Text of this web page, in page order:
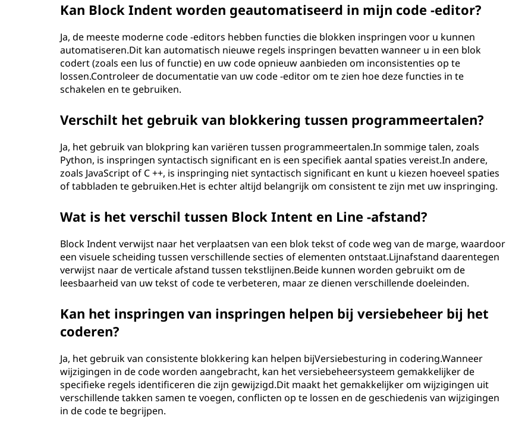
Kan Block Indent worden geautomatiseerd in mijn code -editor?
Ja, de meeste moderne code -editors hebben functies die blokken inspringen voor u kunnen
automatiseren.Dit kan automatisch nieuwe regels inspringen bevatten wanneer u in een blok
codert (zoals een lus of functie) en uw code opnieuw aanbieden om inconsistenties op te
lossen.Controleer de documentatie van uw code -editor om te zien hoe deze functies in te
schakelen en te gebruiken.
Verschilt het gebruik van blokkering tussen programmeertalen?
Ja, het gebruik van blokpring kan variëren tussen programmeertalen.In sommige talen, zoals
Python, is inspringen syntactisch significant en is een specifiek aantal spaties vereist.In andere,
zoals JavaScript of C ++, is inspringing niet syntactisch significant en kunt u kiezen hoeveel spaties
of tabbladen te gebruiken.Het is echter altijd belangrijk om consistent te zijn met uw inspringing.
Wat is het verschil tussen Block Intent en Line -afstand?
Block Indent verwijst naar het verplaatsen van een blok tekst of code weg van de marge, waardoor
een visuele scheiding tussen verschillende secties of elementen ontstaat.Lijnafstand daarentegen
verwijst naar de verticale afstand tussen tekstlijnen.Beide kunnen worden gebruikt om de
leesbaarheid van uw tekst of code te verbeteren, maar ze dienen verschillende doeleinden.
Kan het inspringen van inspringen helpen bij versiebeheer bij het
coderen?
Ja, het gebruik van consistente blokkering kan helpen bijVersiebesturing in codering.Wanneer
wijzigingen in de code worden aangebracht, kan het versiebeheersysteem gemakkelijker de
specifieke regels identificeren die zijn gewijzigd.Dit maakt het gemakkelijker om wijzigingen uit
verschillende takken samen te voegen, conflicten op te lossen en de geschiedenis van wijzigingen
in de code te begrijpen.